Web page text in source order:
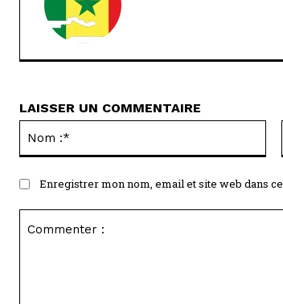
LAISSER UN COMMENTAIRE
Enregistrer mon nom, email et site web dans